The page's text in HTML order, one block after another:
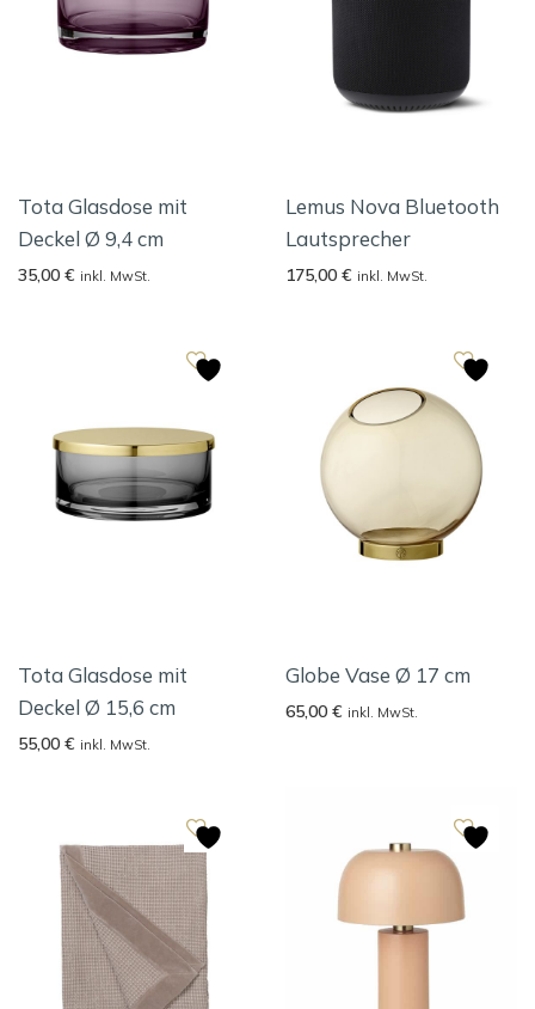
Tota Glasdose mit
Deckel Ø 9,4 cm
35,00 € inkl. MwSt.
Lemus Nova Bluetooth
Lautsprecher
175,00 € inkl. MwSt.
Tota Glasdose mit
Deckel Ø 15,6 cm
55,00 € inkl. MwSt.
Globe Vase Ø 17 cm
65,00 € inkl. MwSt.